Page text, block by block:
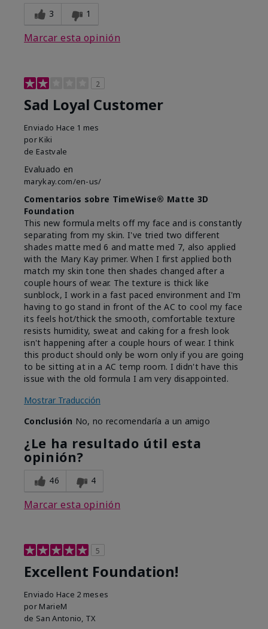
3 1
Marcar esta opinión
2
Sad Loyal Customer
Enviado Hace 1 mes
por Kiki
de Eastvale
Evaluado en
marykay.com/en-us/
Comentarios sobre TimeWise® Matte 3D
Foundation
This new formula melts off my face and is constantly
separating from my skin. I've tried two different
shades matte med 6 and matte med 7, also applied
with the Mary Kay primer. When I first applied both
match my skin tone then shades changed after a
couple hours of wear. The texture is thick like
sunblock, I work in a fast paced environment and I'm
having to go stand in front of the AC to cool my face
its feels hot/thick the smooth, comfortable texture
resists humidity, sweat and caking for a fresh look
isn't happening after a couple hours of wear. I think
this product should only be worn only if you are going
to be sitting at in a AC temp room. I didn't have this
issue with the old formula I am very disappointed.
Mostrar Traducción
Conclusión No, no recomendaría a un amigo
¿Le ha resultado útil esta
opinión?
46 4
Marcar esta opinión
5
Excellent Foundation!
Enviado Hace 2 meses
por MarieM
de San Antonio, TX